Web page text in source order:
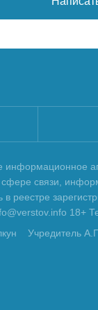
связи,
в реестре
18+
Учредитель